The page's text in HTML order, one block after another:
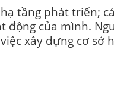
tầng phát triển;
của mình.
xây dựng cơ